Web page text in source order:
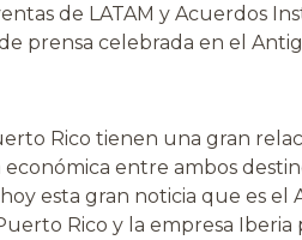
de LATAM y Acuerdos
prensa celebrada en el
Rico tienen una gran
económica entre ambos
esta gran noticia que es
Rico y la empresa